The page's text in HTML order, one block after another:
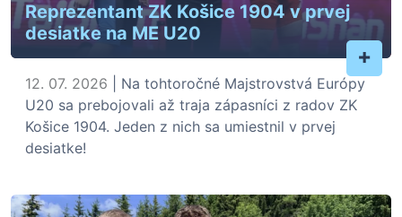
Reprezentant ZK Košice 1904 v prvej
desiatke na ME U20
+
12. 07. 2026 | Na tohtoročné Majstrovstvá Európy
U20 sa prebojovali až traja zápasníci z radov ZK
Košice 1904. Jeden z nich sa umiestnil v prvej
desiatke!